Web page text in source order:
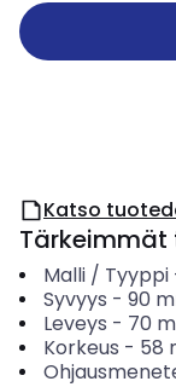
Katso
Malli / Tyyppi
Syvyys - 90
Leveys - 70
Korkeus - 58